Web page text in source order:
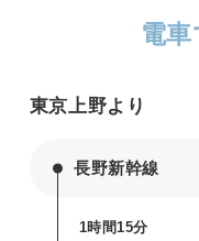
電
東京上野より
長野新幹線
1時間15分